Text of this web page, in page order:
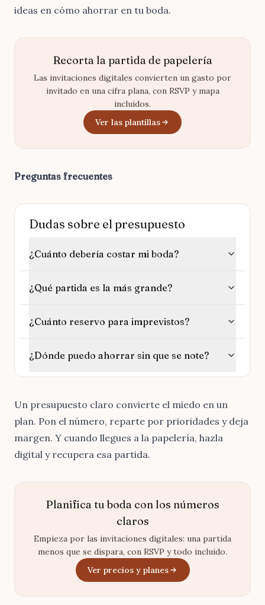
ideas en cómo ahorrar en tu boda.
Recorta la partida de papelería
Las invitaciones digitales convierten un gasto por
invitado en una cifra plana, con RSVP y mapa
incluidos.
Ver las plantillas
Preguntas frecuentes
Dudas sobre el presupuesto
¿Cuánto debería costar mi boda?
¿Qué partida es la más grande?
¿Cuánto reservo para imprevistos?
¿Dónde puedo ahorrar sin que se note?
Un presupuesto claro convierte el miedo en un
plan. Pon el número, reparte por prioridades y deja
margen. Y cuando llegues a la papelería, hazla
digital y recupera esa partida.
Planifica tu boda con los números
claros
Empieza por las invitaciones digitales: una partida
menos que se dispara, con RSVP y todo incluido.
Ver precios y planes